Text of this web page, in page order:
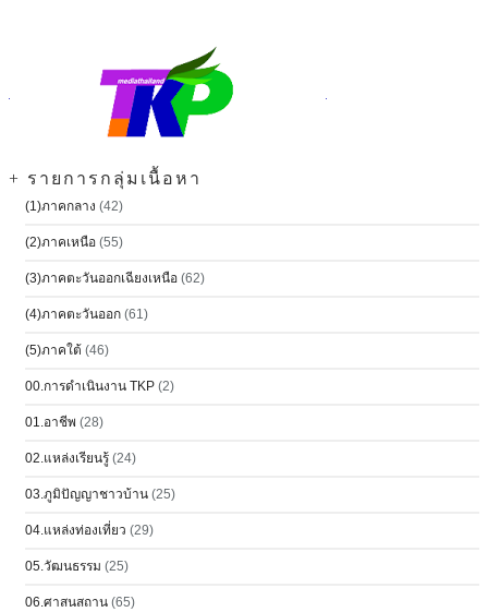
+ รายการกลุ่มเนื้อหา
(1)ภาคกลาง (42)
(2)ภาคเหนือ (55)
(3)ภาคตะวันออกเฉียงเหนือ (62)
(4)ภาคตะวันออก (61)
(5)ภาคใต้ (46)
00.การดำเนินงาน TKP (2)
01.อาชีพ (28)
02.แหล่งเรียนรู้ (24)
03.ภูมิปัญญาชาวบ้าน (25)
04.แหล่งท่องเที่ยว (29)
05.วัฒนธรรม (25)
06.ศาสนสถาน (65)